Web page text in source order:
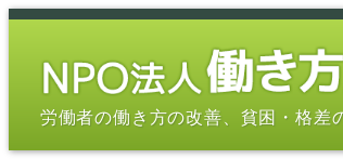
メ
労働者の働き方の改善、貧困・格差